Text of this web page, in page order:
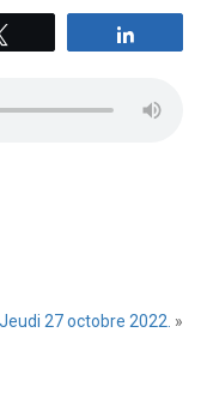
27 octobre 2022. »